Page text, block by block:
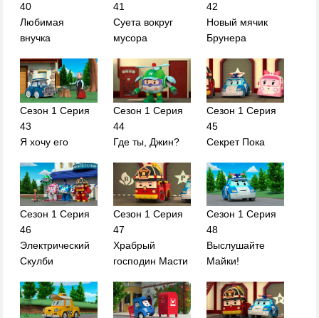
40
Любимая
внучка
41
Суета вокруг
мусора
42
Новый мячик
Брунера
Сезон 1 Серия
43
Я хочу его
Сезон 1 Серия
44
Где ты, Джин?
Сезон 1 Серия
45
Секрет Пока
Сезон 1 Серия
46
Электрический
Скулби
Сезон 1 Серия
47
Храбрый
господин Масти
Сезон 1 Серия
48
Выслушайте
Майки!